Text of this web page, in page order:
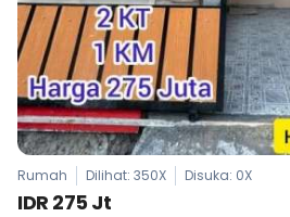
Rumah Dilihat: 350X Disuka: 0X
IDR 275 Jt